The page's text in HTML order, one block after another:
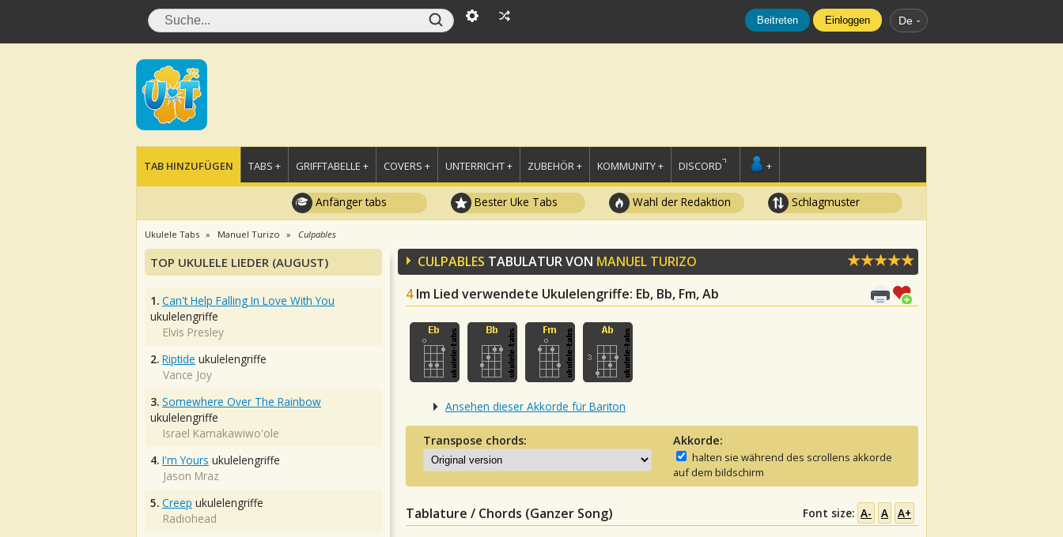
Beitreten Einloggen De
TAB HINZUFÜGEN TABS + GRIFFTABELLE + COVERS + UNTERRICHT + ZUBEHÖR + KOMMUNITY + DISCORD +
Anfänger tabs Bester Uke Tabs Wahl der Redaktion Schlagmuster
Ukulele Tabs Manuel Turizo Culpables
CULPABLES TABULATUR VON MANUEL TURIZO
4 Im Lied verwendete Ukulelengriffe: Eb, Bb, Fm, Ab
Ansehen dieser Akkorde für Bariton
Transpose chords: Akkorde:
halten sie während des scrollens akkorde
auf dem bildschirm
Tablature / Chords (Ganzer Song) Font size: A- A A+
TOP UKULELE LIEDER (AUGUST)
1. Can't Help Falling In Love With You
ukulelengriffe
Elvis Presley
2. Riptide ukulelengriffe
Vance Joy
3. Somewhere Over The Rainbow
ukulelengriffe
Israel Kamakawiwo'ole
4. I'm Yours ukulelengriffe
Jason Mraz
5. Creep ukulelengriffe
Radiohead